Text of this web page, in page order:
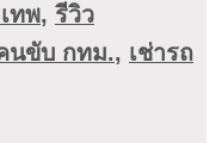
ทพ, รีวิว
นขับ กทม., เช่ารถ